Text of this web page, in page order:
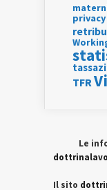
privacy
TFR
Le
Il sito